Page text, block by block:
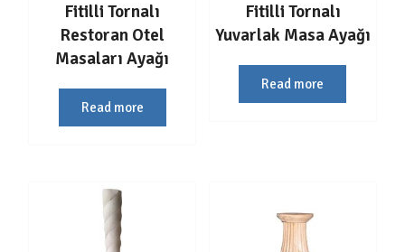
Fitilli Tornalı
Restoran Otel
Masaları Ayağı
Read more
Fitilli Tornalı
Yuvarlak Masa Ayağı
Read more